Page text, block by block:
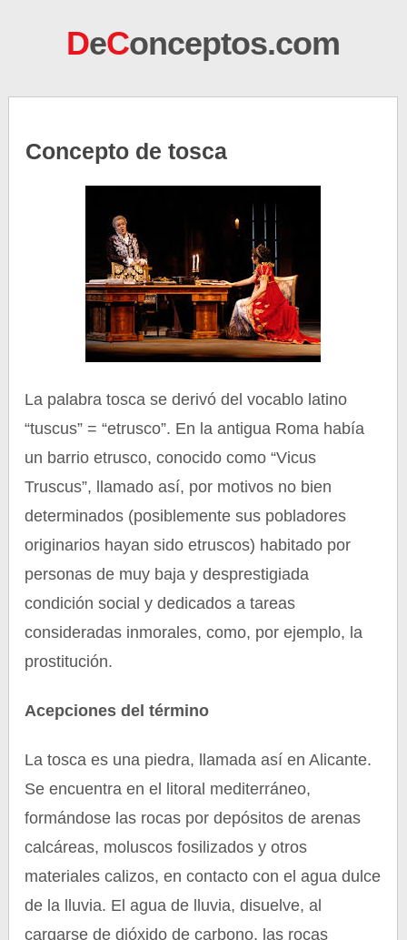
DeConceptos.com
Concepto de tosca
La palabra tosca se derivó del vocablo latino
“tuscus” = “etrusco”. En la antigua Roma había
un barrio etrusco, conocido como “Vicus
Truscus”, llamado así, por motivos no bien
determinados (posiblemente sus pobladores
originarios hayan sido etruscos) habitado por
personas de muy baja y desprestigiada
condición social y dedicados a tareas
consideradas inmorales, como, por ejemplo, la
prostitución.
Acepciones del término
La tosca es una piedra, llamada así en Alicante.
Se encuentra en el litoral mediterráneo,
formándose las rocas por depósitos de arenas
calcáreas, moluscos fosilizados y otros
materiales calizos, en contacto con el agua dulce
de la lluvia. El agua de lluvia, disuelve, al
cargarse de dióxido de carbono, las rocas